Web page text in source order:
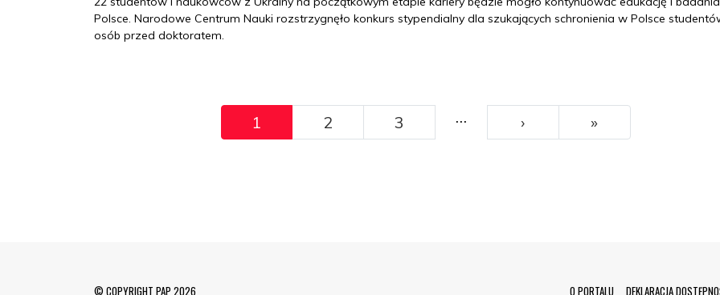
Polsce. Narodowe Centrum Nauki rozstrzygnęło konkurs stypendialny dla szukających schronienia w Polsce
osób przed doktoratem.
1 2 3 … ››› »Ostatni
© COPYRIGHT PAP 2026 O PORTALU DEKLARACJA